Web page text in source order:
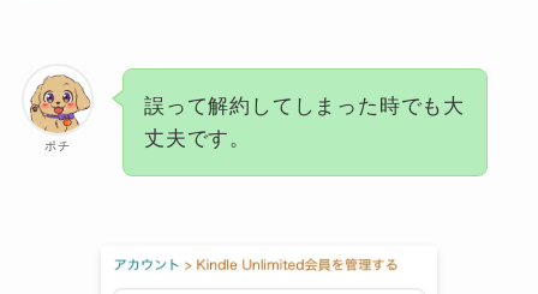
ポチ
誤って解約してしまった時でも大
丈夫です。